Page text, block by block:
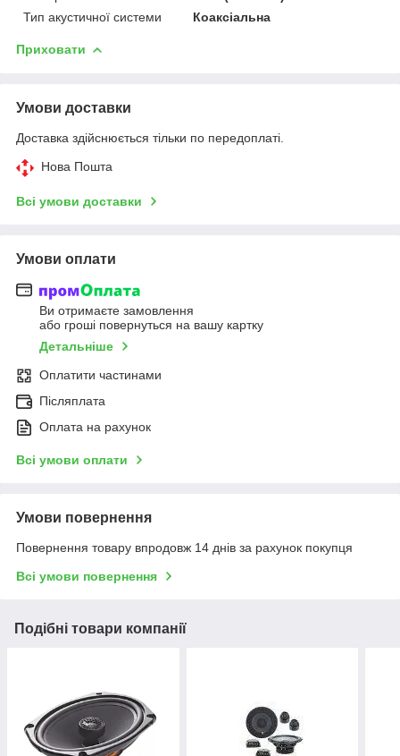
Тип акустичної системи
Коаксіальна
Приховати
Умови доставки
Доставка здійснюється тільки по передоплаті.
Нова Пошта
Всі умови доставки
Умови оплати
Ви отримаєте замовлення
або гроші повернуться на вашу картку
Детальніше
Оплатити частинами
Післяплата
Оплата на рахунок
Всі умови оплати
Умови повернення
Повернення товару впродовж 14 днів за рахунок покупця
Всі умови повернення
Подібні товари компанії